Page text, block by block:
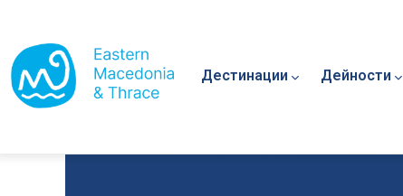
Дестинации Дейности